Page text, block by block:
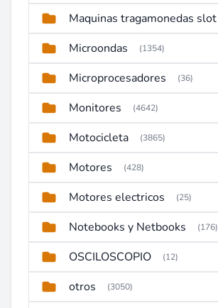
Maquinas tragamonedas slot
Microondas (1354)
Microprocesadores (36)
Monitores (4642)
Motocicleta (3865)
Motores (428)
Motores electricos (25)
Notebooks y Netbooks (176)
OSCILOSCOPIO (12)
otros (3050)